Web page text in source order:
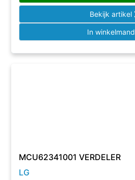
Bekijk artikel
In winkelmand
MCU62341001 VERDELER
LG